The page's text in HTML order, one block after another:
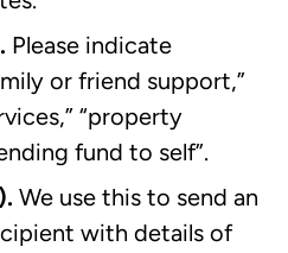
Please indicate
or friend support,”
“property
fund to self”.
We use this to send an
with details of